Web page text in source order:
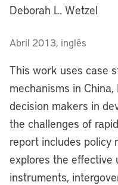
Deborah L. Wetzel
Abril 2013, inglês
This work uses case
mechanisms in
decision makers in
the challenges of
report includes policy
explores the effective
instruments,